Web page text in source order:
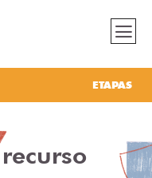
ETAPAS